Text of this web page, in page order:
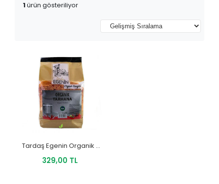
1ürün gösteriliyor
Tardaş Egenin Organik Tarhana 500 Gr
329,00 TL